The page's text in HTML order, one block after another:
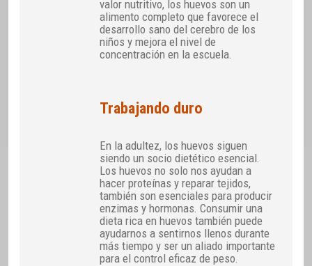
valor nutritivo, los huevos son un
alimento completo que favorece el
desarrollo sano del cerebro de los
niños y mejora el nivel de
concentración en la escuela.
Trabajando duro
En la adultez, los huevos siguen
siendo un socio dietético esencial.
Los huevos no solo nos ayudan a
hacer proteínas y reparar tejidos,
también son esenciales para producir
enzimas y hormonas. Consumir una
dieta rica en huevos también puede
ayudarnos a sentirnos llenos durante
más tiempo y ser un aliado importante
para el control eficaz de peso.